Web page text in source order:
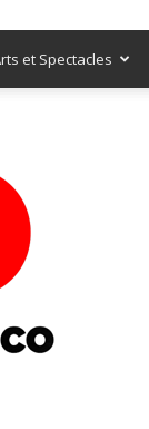
et Spectacles